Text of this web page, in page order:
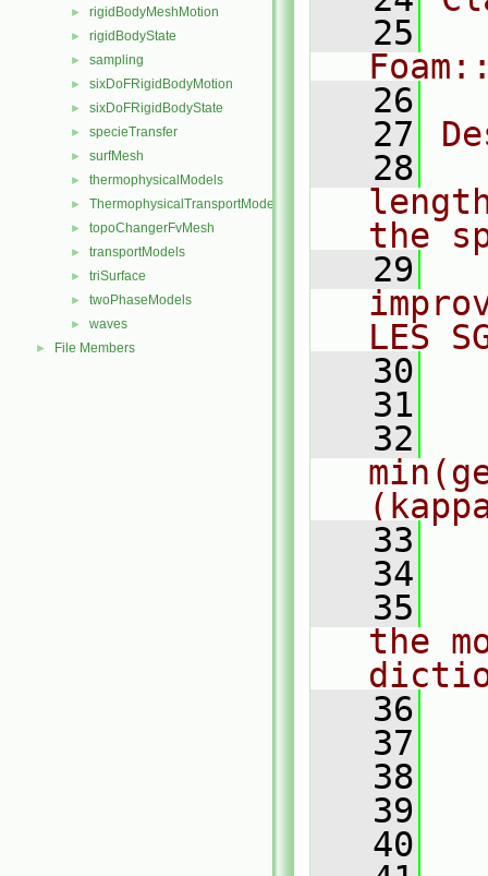
► rigidBodyMeshMotion
► rigidBodyState
► sampling
► sixDoFRigidBodyMotion
► sixDoFRigidBodyState
► specieTransfer
► surfMesh
► thermophysicalModels
► ThermophysicalTransportModels
► topoChangerFvMesh
► transportModels
► triSurface
► twoPhaseModels
► waves
► File Members
   25
   26
   27
   28
the
   29
LES
   30
   31
   32
   33
   34
   35
the
   36
   37
   38
   39
   40